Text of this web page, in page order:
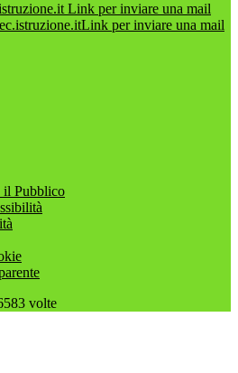
Link per inviare una mail
Link per inviare una mail
Pubblico
volte